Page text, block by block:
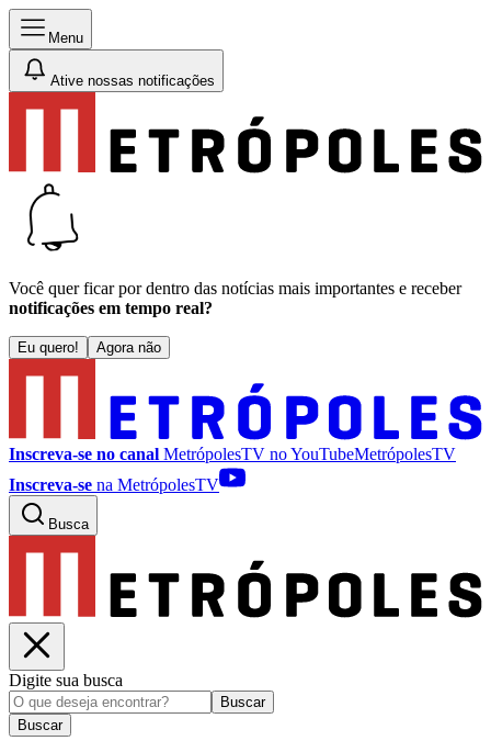
Menu
Ative nossas notificações
Você quer ficar por dentro das notícias mais importantes e receber
notificações em tempo real?
Eu quero! Agora não
Inscreva-se no canal MetrópolesTV noYouTubeMetrópolesTV
Inscreva-se na MetrópolesTV
Busca
Digite sua busca
Buscar
Buscar